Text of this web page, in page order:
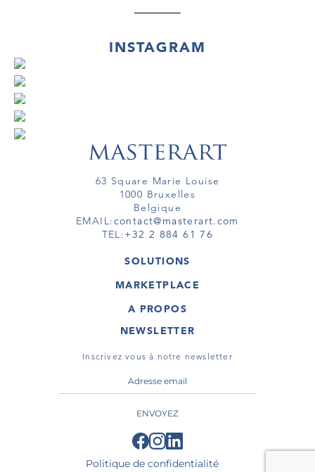
INSTAGRAM
63 Square Marie Louise
1000 Bruxelles
Belgique
EMAIL:contact@masterart.com
TEL:+32 2 884 61 76
SOLUTIONS
GALERIE
ARTISTE
TOUR VIRTUEL
MARKETPLACE
OEUVRES D'ART
TOURS VIRTUELS
A PROPOS
MASTERART
CONDITIONS GÉNÉRALES
NEWSLETTER
Inscrivez vous à notre newsletter
ENVOYEZ
Politique de confidentialité